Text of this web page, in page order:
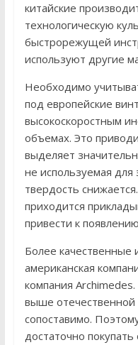
китайские
технологическую
быстрорежущей
используют другие
Необходимо
под европейские
высокоскоростным
объемах. Это
выделяет
не используемая для
твердость
приходится
привести к
Более качественные
американская
компания
выше отечественной
сопоставимо.
достаточно